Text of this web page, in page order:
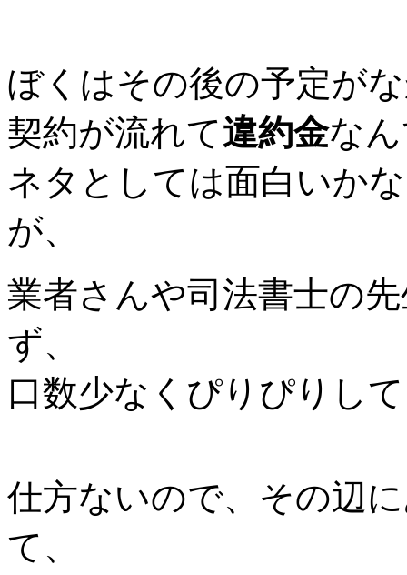
ぼくはその後の予定が
契約が流れて違約金な
ネタとしては面白いか
が、
業者さんや司法書士の
ず、
口数少なくぴりぴりし
仕方ないので、その辺
て、